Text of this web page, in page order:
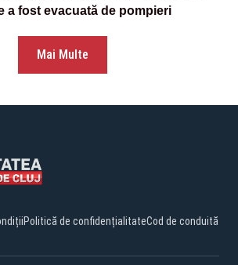
a fost evacuată de pompieri
Mai Multe
Politică de confidențialitateCod de conduită